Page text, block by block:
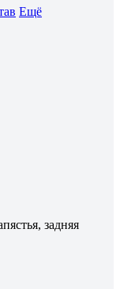
Ещё
задняя